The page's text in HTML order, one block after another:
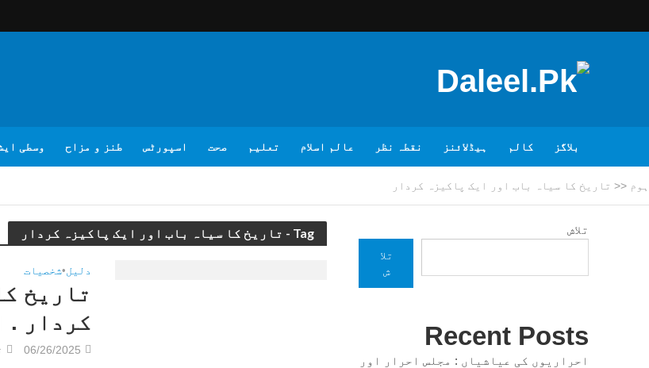
بلاگز کالم ہیڈلائنز نقطہ نظر عالم اسلام تعلیم صحت اسپورٹس طنز و مزاح وسطی
ہوم << تاریخ کا سیاہ باب اور ایک پاکیزہ کردار
Tag - تاریخ کا سیاہ باب اور ایک پاکیزہ کردار
دلیل•شخصیات
تاریخ
کردار .
06/26/2025
تلاش
تلا
ش
Recent Posts
احراریوں کی عیاشیاں : مجلس احرار اور